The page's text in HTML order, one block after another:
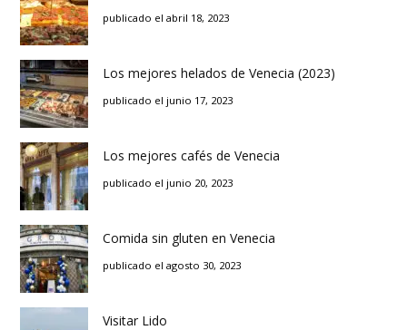
publicado el abril 18, 2023
Los mejores helados de Venecia (2023)
publicado el junio 17, 2023
Los mejores cafés de Venecia
publicado el junio 20, 2023
Comida sin gluten en Venecia
publicado el agosto 30, 2023
Visitar Lido